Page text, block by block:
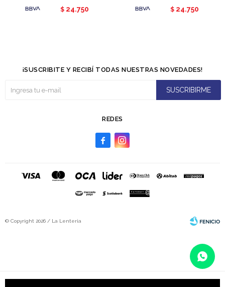
$ 24.750 $ 24.750
REDES
 
¡SUSCRIBITE Y RECIBÍ TODAS NUESTRAS NOVEDADES!
SUSCRIBIRME
© Copyright 2026 / La Lenteria